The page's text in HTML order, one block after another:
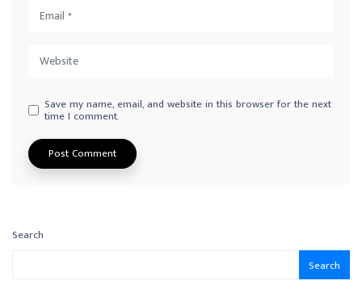
Save my name, email, and website in this browser for the next
time I comment.
Search
Search